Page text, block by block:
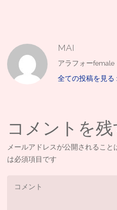
MAI
アラフォー
全ての投稿を見る
コメントを残
メールアドレスが公開されること
は必須項目です